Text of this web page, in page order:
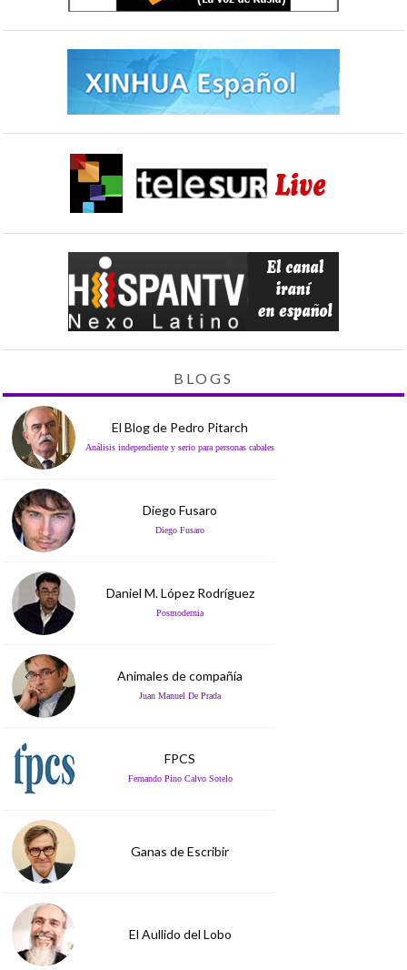
BLOGS
El Blog de Pedro Pitarch
Análisis independiente y serio para personas cabales
Diego Fusaro
Diego Fusaro
Daniel M. López Rodríguez
Posmodernia
Animales de compañía
Juan Manuel De Prada
FPCS
Fernando Pino Calvo Sotelo
Ganas de Escribir
El Aullido del Lobo